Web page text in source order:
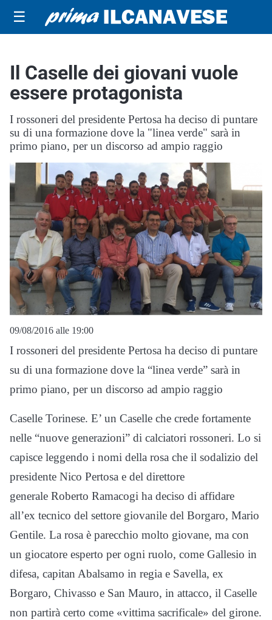
☰
Il Caselle dei giovani vuole
essere protagonista
I rossoneri del presidente Pertosa ha deciso di puntare
su di una formazione dove la "linea verde" sarà in
primo piano, per un discorso ad ampio raggio
09/08/2016 alle 19:00
I rossoneri del presidente Pertosa ha deciso di puntare
su di una formazione dove la “linea verde” sarà in
primo piano, per un discorso ad ampio raggio
Caselle Torinese. E’ un Caselle che crede fortamente
nelle “nuove generazioni” di calciatori rossoneri. Lo si
capisce leggendo i nomi della rosa che il sodalizio del
presidente Nico Pertosa e del direttore
generale Roberto Ramacogi ha deciso di affidare
all’ex tecnico del settore giovanile del Borgaro, Mario
Gentile. La rosa è parecchio molto giovane, ma con
un giocatore esperto per ogni ruolo, come Gallesio in
difesa, capitan Abalsamo in regia e Savella, ex
Borgaro, Chivasso e San Mauro, in attacco, il Caselle
non partirà certo come «vittima sacrificale» del girone.